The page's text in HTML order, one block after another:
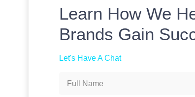
Learn How We
Brands Gain
Let's Have A Chat